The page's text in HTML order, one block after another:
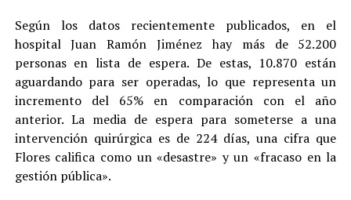
Según los datos recientemente publicados, en el
hospital Juan Ramón Jiménez hay más de 52.200
personas en lista de espera. De estas, 10.870 están
aguardando para ser operadas, lo que representa un
incremento del 65% en comparación con el año
anterior. La media de espera para someterse a una
intervención quirúrgica es de 224 días, una cifra que
Flores califica como un «desastre» y un «fracaso en la
gestión pública».